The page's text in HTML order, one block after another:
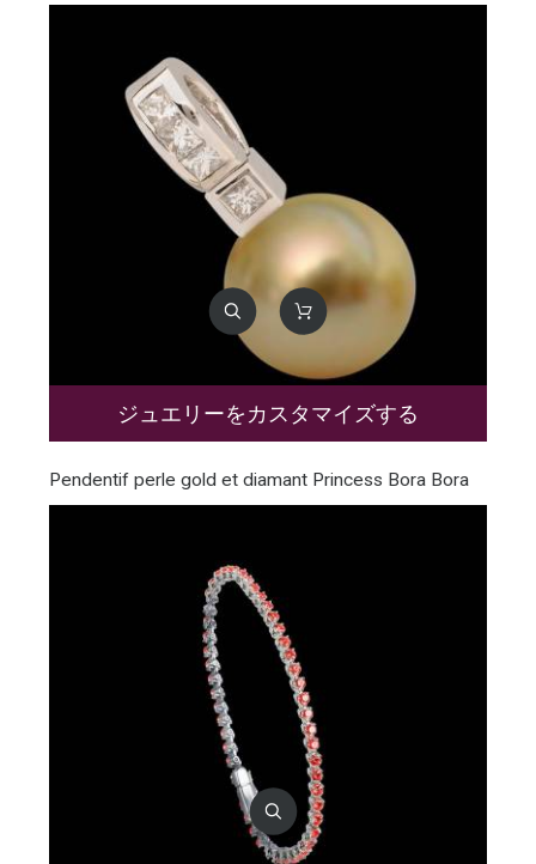
ジュエリーをカスタマイズする
Pendentif perle gold et diamant Princess Bora Bora